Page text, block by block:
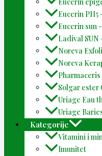
Eucerin PH5
Eucerin sun
Ladival SUN
Noreva
Noreva
Pharmaceris
Solgar ester
Uriage Eau
Uriage
Kategorije
Vitamini i
Imunitet